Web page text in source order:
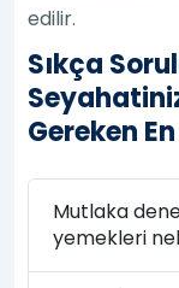
edilir.
Sıkça
Gereken
Mutlaka
yemekleri